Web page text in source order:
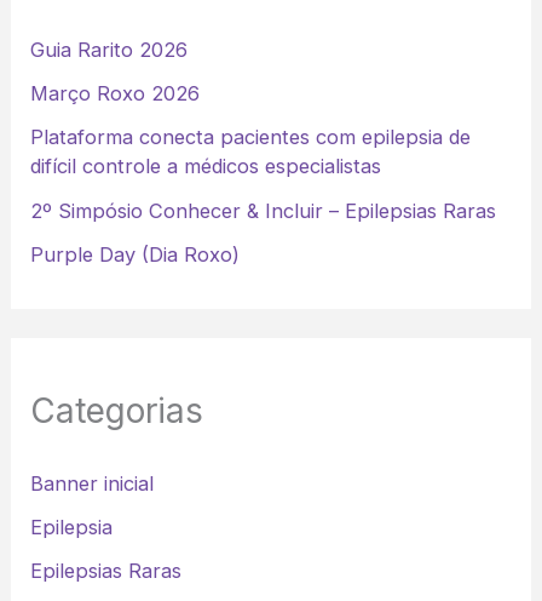
Guia Rarito 2026
Março Roxo 2026
Plataforma conecta pacientes com epilepsia de
difícil controle a médicos especialistas
2º Simpósio Conhecer & Incluir – Epilepsias Raras
Purple Day (Dia Roxo)
Categorias
Banner inicial
Epilepsia
Epilepsias Raras